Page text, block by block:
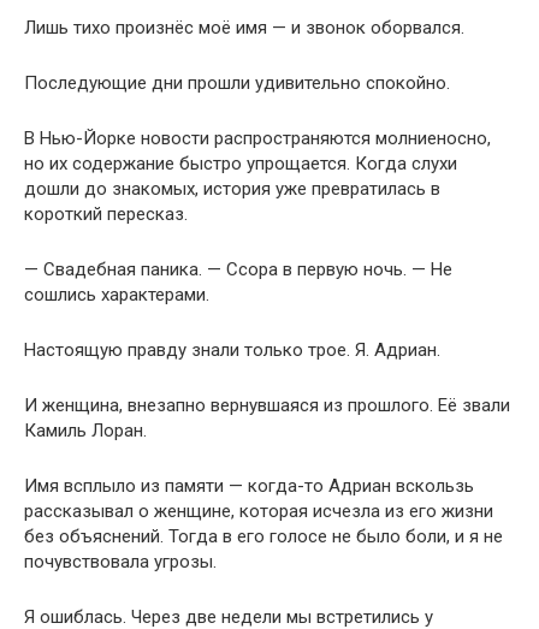
Лишь тихо произнёс моё имя — и звонок оборвался.
Последующие дни прошли удивительно спокойно.
В Нью-Йорке новости распространяются молниеносно,
но их содержание быстро упрощается. Когда слухи
дошли до знакомых, история уже превратилась в
короткий пересказ.
— Свадебная паника. — Ссора в первую ночь. — Не
сошлись характерами.
Настоящую правду знали только трое. Я. Адриан.
И женщина, внезапно вернувшаяся из прошлого. Её звали
Камиль Лоран.
Имя всплыло из памяти — когда-то Адриан вскользь
рассказывал о женщине, которая исчезла из его жизни
без объяснений. Тогда в его голосе не было боли, и я не
почувствовала угрозы.
Я ошиблась. Через две недели мы встретились у